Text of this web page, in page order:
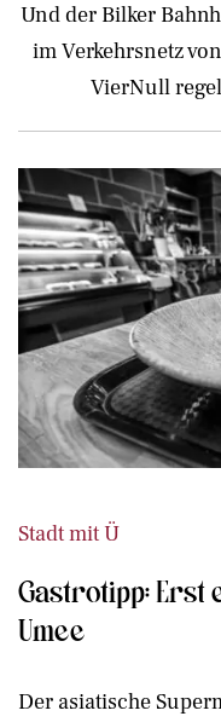
Und der Bilker
im Verkehrsnetz
VierNull
Stadt mit Ü
Gastrotipp: Erst
Umee
Der asiatische